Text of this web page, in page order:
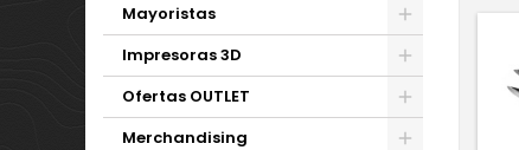
Mayoristas
Impresoras 3D
Ofertas OUTLET
Merchandising